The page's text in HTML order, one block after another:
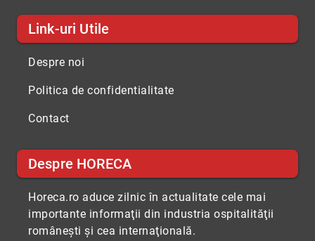
Link-uri Utile
Despre noi
Politica de confidentialitate
Contact
Despre HORECA
Horeca.ro aduce zilnic în actualitate cele mai
importante informaţii din industria ospitalităţii
româneşti şi cea internaţională.